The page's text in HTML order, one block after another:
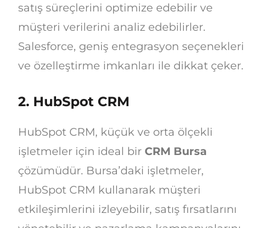
satış süreçlerini optimize edebilir ve
müşteri verilerini analiz edebilirler.
Salesforce, geniş entegrasyon seçenekleri
ve özelleştirme imkanları ile dikkat çeker.
2. HubSpot CRM
HubSpot CRM, küçük ve orta ölçekli
işletmeler için ideal bir CRM Bursa
çözümüdür. Bursa’daki işletmeler,
HubSpot CRM kullanarak müşteri
etkileşimlerini izleyebilir, satış fırsatlarını